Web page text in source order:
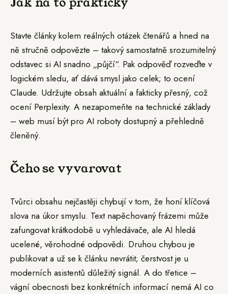
Stavte články kolem reálných otázek čtenářů a hned na
ně stručně odpovězte – takový samostatně srozumitelný
odstavec si AI snadno „půjčí“. Pak odpověď rozveďte v
logickém sledu, ať dává smysl jako celek; to ocení
Claude. Udržujte obsah aktuální a fakticky přesný, což
ocení Perplexity. A nezapomeňte na technické základy
– web musí být pro AI roboty dostupný a přehledně
členěný.
Čeho se vyvarovat
Tvůrci obsahu nejčastěji chybují v tom, že honí klíčová
slova na úkor smyslu. Text napěchovaný frázemi může
zafungovat krátkodobě u vyhledávače, ale AI hledá
ucelené, věrohodné odpovědi. Druhou chybou je
publikovat a už se k článku nevrátit; čerstvost je u
moderních asistentů důležitý signál. A do třetice –
vágní obecnosti bez konkrétních informací nemá AI co